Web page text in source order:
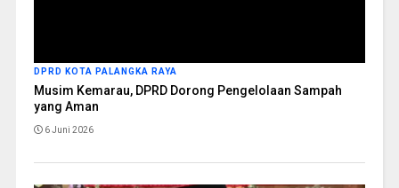
DPRD KOTA PALANGKA RAYA
Musim Kemarau, DPRD Dorong Pengelolaan Sampah
yang Aman
6 Juni 2026